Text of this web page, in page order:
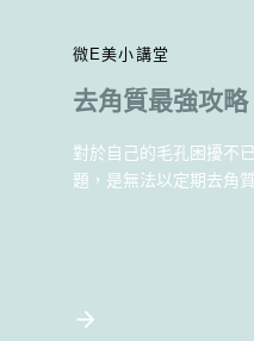
微E美小講堂
去角質最強攻
對於自己的毛孔困擾不
題，是無法以定期去角